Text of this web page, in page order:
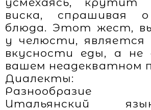
виска, спрашивая
блюда. Этот жест,
у челюсти, является
вкусности еды, а не
вашем неадекватном
Диалекты:
Разнообразие
Итальянский